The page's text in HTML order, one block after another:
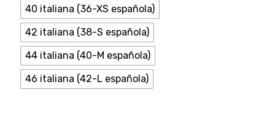
40 italiana (36-XS española)
42 italiana (38-S española)
44 italiana (40-M española)
46 italiana (42-L española)